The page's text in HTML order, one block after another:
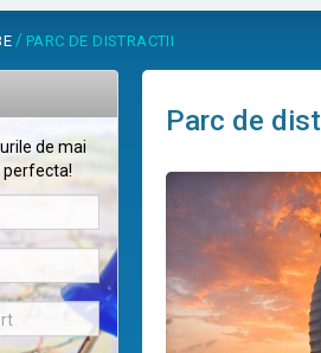
/ PARC DE DISTRACTII
de mai
perfecta!
Parc de